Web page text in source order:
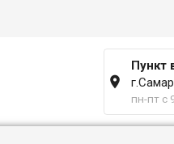
Пункт

пн-пт с